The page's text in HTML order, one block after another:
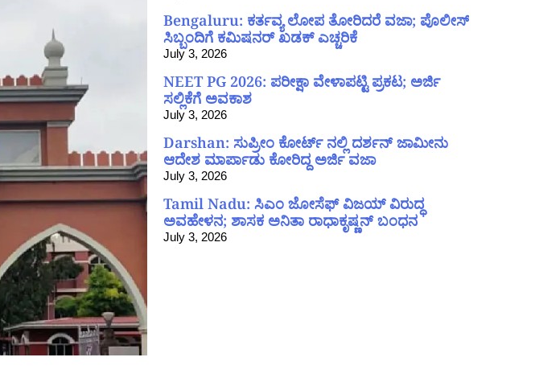
Bengaluru: ಕರ್ತವ್ಯ ಲೋಪ ತೋರಿದರೆ ವಜಾ; ಪೊಲೀಸ್
ಸಿಬ್ಬಂದಿಗೆ ಕಮಿಷನರ್ ಖಡಕ್ ಎಚ್ಚರಿಕೆ
July 3, 2026
NEET PG 2026: ಪರೀಕ್ಷಾ ವೇಳಾಪಟ್ಟಿ ಪ್ರಕಟ; ಅರ್ಜಿ
ಸಲ್ಲಿಕೆಗೆ ಅವಕಾಶ
July 3, 2026
Darshan: ಸುಪ್ರೀಂ ಕೋರ್ಟ್ ನಲ್ಲಿ ದರ್ಶನ್ ಜಾಮೀನು
ಆದೇಶ ಮಾರ್ಪಾಡು ಕೋರಿದ್ದ ಅರ್ಜಿ ವಜಾ
July 3, 2026
Tamil Nadu: ಸಿಎಂ ಜೋಸೆಫ್ ವಿಜಯ್ ವಿರುದ್ಧ
ಅವಹೇಳನ; ಶಾಸಕ ಅನಿತಾ ರಾಧಾಕೃಷ್ಣನ್ ಬಂಧನ
July 3, 2026